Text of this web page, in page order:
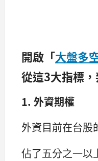
開啟「大盤多
從這3大指標
1. 外資期權
外資目前在台股
佔了五分之一以